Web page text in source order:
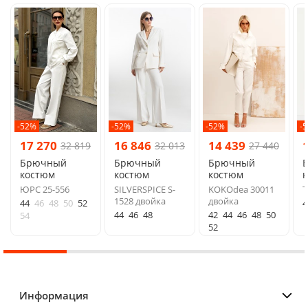
-52%
17 270 32 819
Брючный
костюм
ЮРС 25-556
44 46 48 50 52
54
-52%
16 846 32 013
Брючный
костюм
SILVERSPICE S-
1528 двойка
44 46 48
-52%
14 439 27 440
Брючный
костюм
KOKOdea 30011
двойка
42 44 46 48 50
52
-
Информация